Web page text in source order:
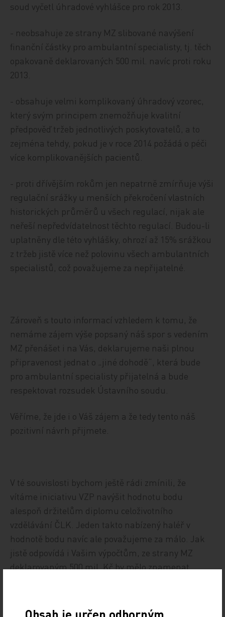
soud vyčetl úhradové vyhlášce pro rok 2013.
- neobsahuje ze strany MZ slibované navýšení
finanční částky pro ambulantní specialisty, tj. těch
opakovaně deklarovaných 500 mil. navíc proti roku
2013.
- obsahuje velmi komplikovaný úhradový vzorec,
který svým principem znemožňuje kvalitní
předpověď tržeb jednotlivých poskytovatelů, a to
zejména tehdy, pokud je v roce 2014 požádá o péči
více komplikovanějších pacientů.
- proti dřívějším rokům jen nepatrně zmírňuje výši
regulační srážky u menších překročení vlastních
historických průměrů u všech regulací, nijak ale
neřeší nepředvídatelnost těchto regulací. Budou-li
uplatněny dle této vyhlášky, ohrozí až 15% srážkou
z tržeb jistě více než polovinu všech ambulantních
specialistů, což považujeme za nepřijatelné.
Zároveň s touto informací vzhledem k tomu, že
nemáme zájem výše popsaný náš spor s vedením
MZ přenášet i na Vás, deklarujeme naši plnou
připravenost jednat o „jiné dohodě“, která bude
pro ambulantní specialisty přijatelná a bude
respektovat rozsudek Ústavního soudu.
Věříme, že jde i o Váš zájem a že tedy tento náš
pozitivní návrh přijmete.
V té souvislosti bychom ještě rádi zmínili, že
vítáme iniciativu VZP navýšit hodnotu bodu
alespoň držitelům diplomu celoživotního
vzdělávání ČLK. Jeden takto nabízený haléř v
hodnotě bodu navíc ale považujeme za málo. Jak
jistě odpovídá i Vašim výpočtům, ze strany MZ
deklarovaným 500 mil. Kč by mělo znamenat
Tím ovšem neříkáme, že bychom se bránili, pokud